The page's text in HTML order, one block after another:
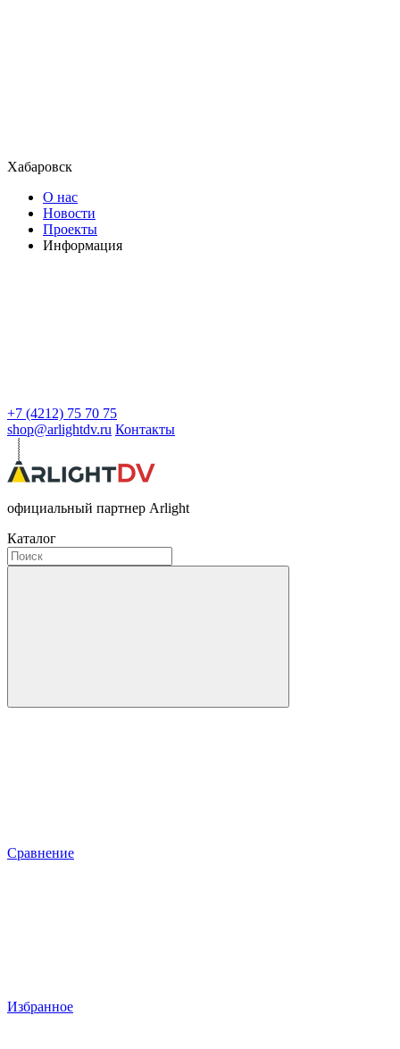
Хабаровск
О нас
Новости
Проекты
Информация
+7 (4212) 75 70 75
shop@arlightdv.ru Контакты
официальный партнер Arlight
Каталог
Сравнение
Избранное